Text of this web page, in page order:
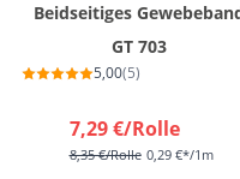
Beidseitiges
GT 703
5,00(5)
7,29 €/Rolle
8,35 €/Rolle 0,29 €*/1m